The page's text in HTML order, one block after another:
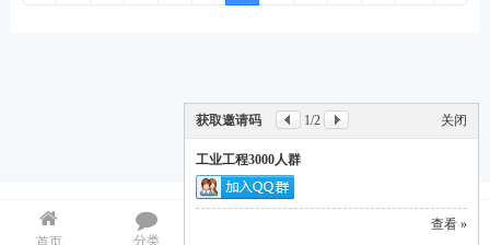
、
关闭
获取邀请码 1/2
工业工程3000人群
查看 »
首页
分类
工业工程网成立于 2006 年，是国内领先的工业工程与智能制造知识集成平台。 在
AI 时代，我们致力于将经典精益生产（Lean）与前沿人工智能（AI）深度融合，